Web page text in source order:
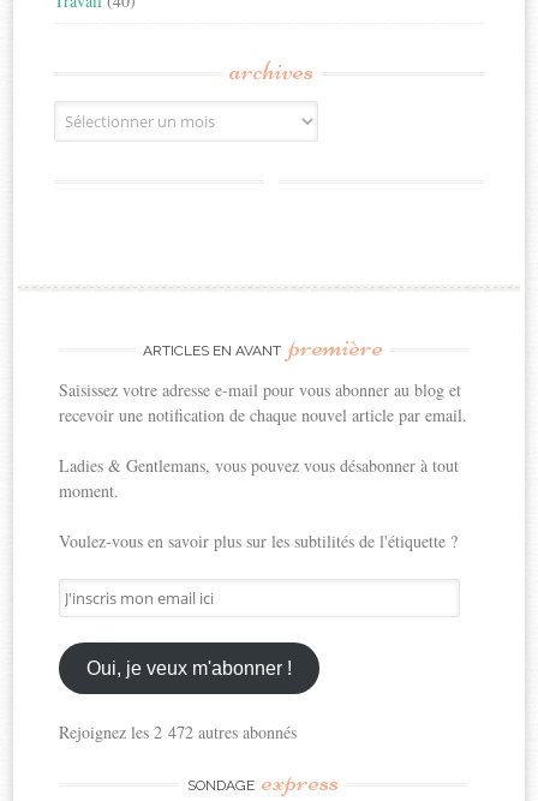
archives
Archives
ARTICLES EN AVANT première
Saisissez votre adresse e-mail pour vous abonner au blog et
recevoir une notification de chaque nouvel article par email.
Ladies & Gentlemans, vous pouvez vous désabonner à tout
moment.
Voulez-vous en savoir plus sur les subtilités de l'étiquette ?
J'inscris
mon
email
ici
Oui, je veux m'abonner !
Rejoignez les 2 472 autres abonnés
SONDAGE express